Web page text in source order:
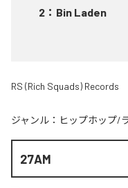
2 ： Bin Laden
RS (Rich Squads) Records
ジャンル： ヒップホップ/
27AM